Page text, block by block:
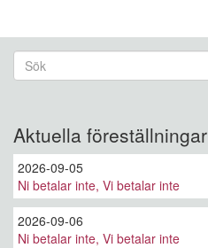
Sökformulär
Aktuella föreställningar
2026-09-05
Ni betalar inte, Vi betalar inte
2026-09-06
Ni betalar inte, Vi betalar inte